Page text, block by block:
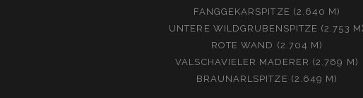
FANGGEKARSPITZE (2.640 M)
UNTERE WILDGRUBENSPITZE (2.753 M)
ROTE WAND (2.704 M)
VALSCHAVIELER MADERER (2.769 M)
BRAUNARLSPITZE (2.649 M)